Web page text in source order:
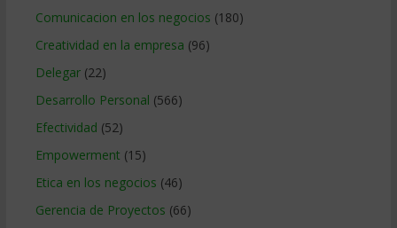
Comunicacion en los negocios (180)
Creatividad en la empresa (96)
Delegar(22)
Desarrollo Personal (566)
Efectividad (52)
Empowerment (15)
Etica en los negocios (46)
Gerencia de Proyectos (66)